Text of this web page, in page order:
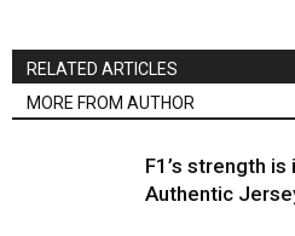
RELATED ARTICLES
MORE FROM AUTHOR
F1’s strength
Authentic